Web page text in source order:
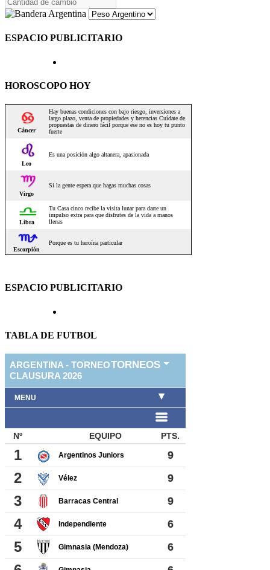
ESPACIO PUBLICITARIO
HOROSCOPO HOY
ESPACIO PUBLICITARIO
TABLA DE FUTBOL